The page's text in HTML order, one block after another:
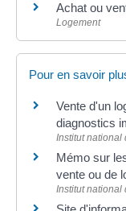
Achat ou
Logement
Pour en savoir
Vente d'un
diagnostics
Institut national
Mémo sur
vente ou de
Institut national